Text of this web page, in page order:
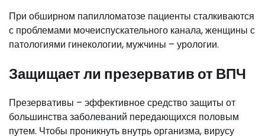
При обширном папилломатозе пациенты сталкиваются
с проблемами мочеиспускательного канала, женщины с
патологиями гинекологии, мужчины – урологии.
Защищает ли презерватив от ВПЧ
Презервативы – эффективное средство защиты от
большинства заболеваний передающихся половым
путем. Чтобы проникнуть внутрь организма, вирусу